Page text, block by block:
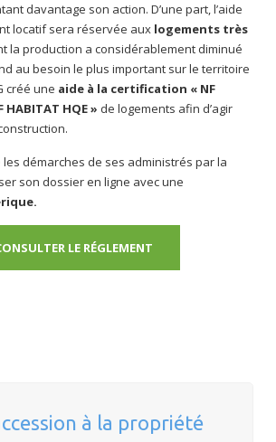
davantage son action. D’une part, l’aide
locatif sera réservée aux logements très
la production a considérablement diminué
au besoin le plus important sur le territoire
créé une aide à la certification « NF
HABITAT HQE » de logements afin d’agir
les démarches de ses administrés par la
son dossier en ligne avec une
LE RÉGLEMENT
à la propriété